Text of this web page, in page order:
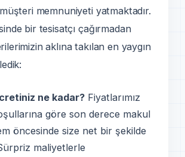
memnuniyeti yatmaktadır.
bir tesisatçı çağırmadan
aklına takılan en yaygın
ne kadar? Fiyatlarımız
göre son derece makul
öncesinde size net bir şekilde
maliyetlerle